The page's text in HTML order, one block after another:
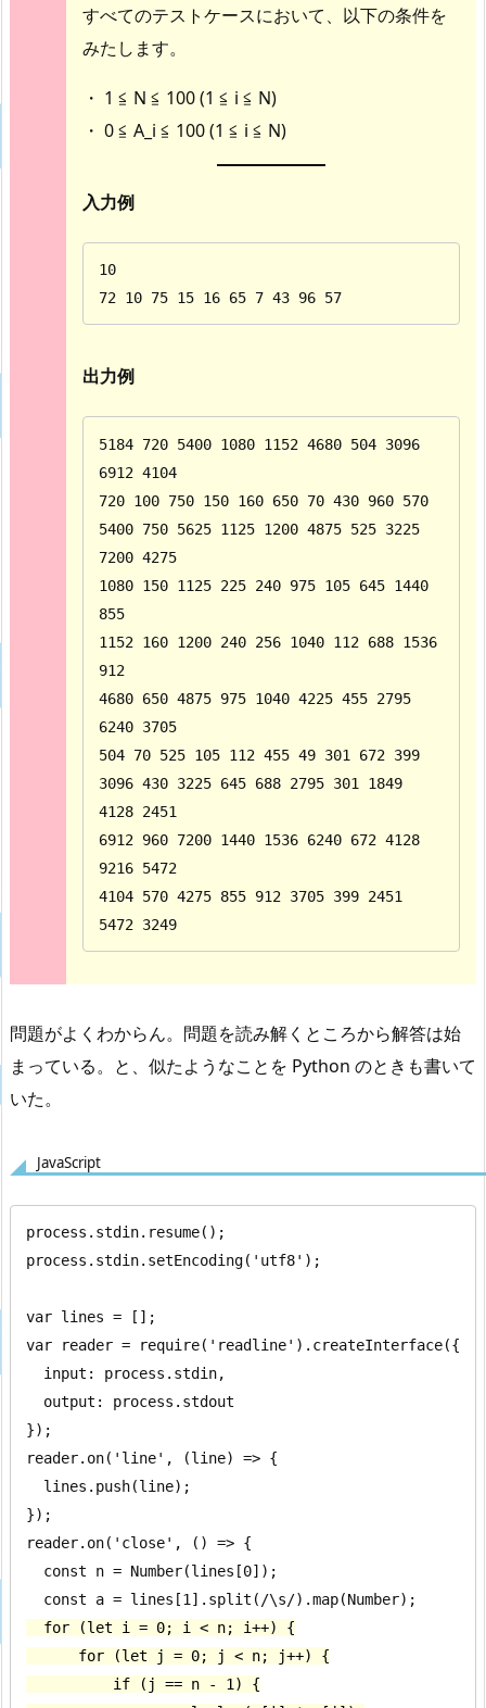
すべてのテストケースにおいて、以下の条件を
みたします。
・ 1 ≦ N ≦ 100 (1 ≦ i ≦ N)
・ 0 ≦ A_i ≦ 100 (1 ≦ i ≦ N)
入力例
10
72 10 75 15 16 65 7 43 96 57
出力例
5184 720 5400 1080 1152 4680 504 3096
6912 4104
720 100 750 150 160 650 70 430 960 570
5400 750 5625 1125 1200 4875 525 3225
7200 4275
1080 150 1125 225 240 975 105 645 1440
855
1152 160 1200 240 256 1040 112 688 1536
912
4680 650 4875 975 1040 4225 455 2795
6240 3705
504 70 525 105 112 455 49 301 672 399
3096 430 3225 645 688 2795 301 1849
4128 2451
6912 960 7200 1440 1536 6240 672 4128
9216 5472
4104 570 4275 855 912 3705 399 2451
5472 3249
問題がよくわからん。問題を読み解くところから解答は始
まっている。と、似たようなことを Python のときも書いて
いた。
JavaScript
process.stdin.resume();
process.stdin.setEncoding('utf8');
var lines = [];
var reader = require('readline').createInterface({
});
reader.on('line', (line) => {
});
reader.on('close', () => {